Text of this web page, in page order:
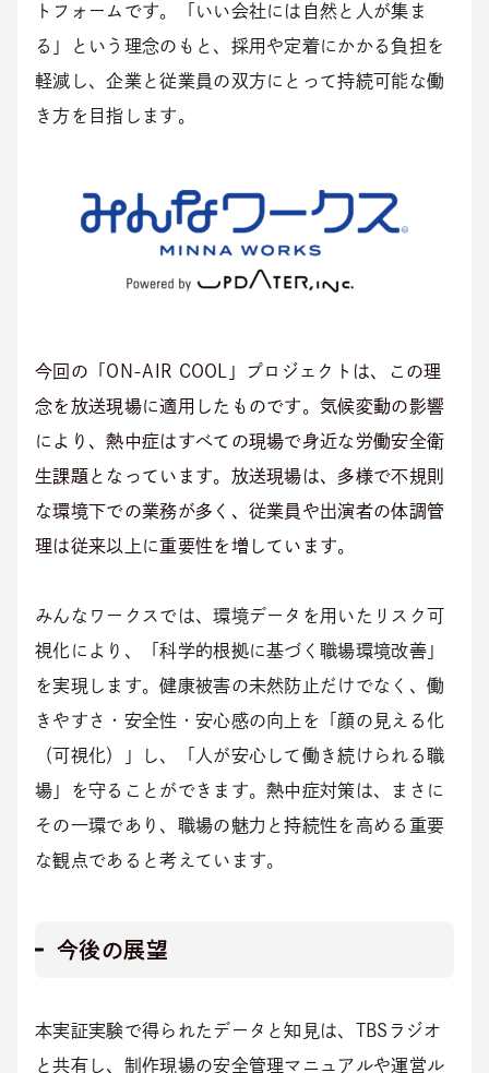
トフォームです。「いい会社には自然と人が集ま
る」という理念のもと、採用や定着にかかる負担を
軽減し、企業と従業員の双方にとって持続可能な働
き方を目指します。
今回の「ON-AIR COOL」プロジェクトは、この理
念を放送現場に適用したものです。気候変動の影響
により、熱中症はすべての現場で身近な労働安全衛
生課題となっています。放送現場は、多様で不規則
な環境下での業務が多く、従業員や出演者の体調管
理は従来以上に重要性を増しています。
みんなワークスでは、環境データを用いたリスク可
視化により、「科学的根拠に基づく職場環境改善」
を実現します。健康被害の未然防止だけでなく、働
きやすさ・安全性・安心感の向上を「顔の見える化
（可視化）」し、「人が安心して働き続けられる職
場」を守ることができます。熱中症対策は、まさに
その一環であり、職場の魅力と持続性を高める重要
な観点であると考えています。
今後の展望
本実証実験で得られたデータと知見は、TBSラジオ
と共有し、制作現場の安全管理マニュアルや運営ル